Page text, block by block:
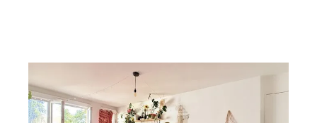
79,50 m , 4 pièces
Ref : 4105